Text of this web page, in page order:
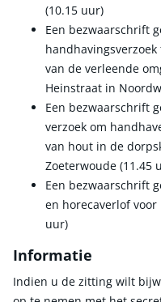
(10.15 uur)
Een bezwaarschrift
van de verleende
Heinstraat in
Een bezwaarschrift
verzoek om
van hout in de
Zoeterwoude (11.45
Een bezwaarschrift
en horecaverlof voor
uur)
Informatie
Indien u de zitting wilt